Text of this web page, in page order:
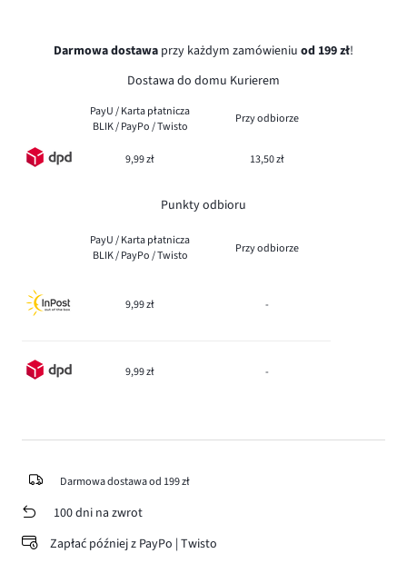
Darmowa dostawa przy każdym zamówieniu od 199 zł!
Dostawa do domu Kurierem
PayU / Karta płatnicza
BLIK / PayPo / Twisto
Przy odbiorze
9,99 zł 13,50 zł
Punkty odbioru
PayU / Karta płatnicza
BLIK / PayPo / Twisto
Przy odbiorze
9,99 zł -
9,99 zł -
Darmowa dostawa od 199 zł
100 dni na zwrot
Zapłać później z PayPo | Twisto